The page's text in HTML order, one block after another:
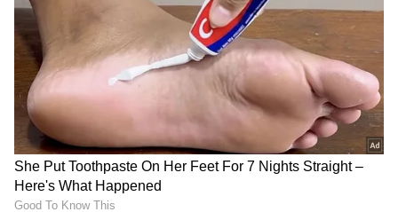
ಕನಕೋತ್ಸವದಲ್ಲಿ ರಿಷಬ್ ಶೆಟ್ಟಿ | Rishab
Shetty speech | Suvarna News
ಶೇ.50 ರಿಂದ ಶೇ.18 ಕ್ಕೆ TAX ಇಳಿಕೆ: ಮೋದಿ-
ಟ್ರಂಪ್ ಐತಿಹಾಸಿಕ ಒಪ್ಪಂದ | India US
Trade Deal | Party Rounds